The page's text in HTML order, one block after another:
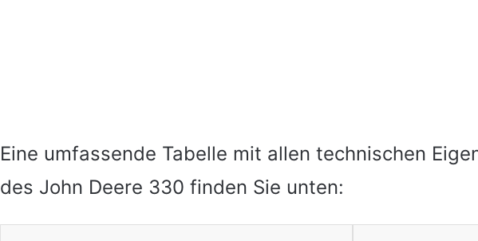
Eine umfassende Tabelle mit allen technischen
des John Deere 330 finden Sie unten: